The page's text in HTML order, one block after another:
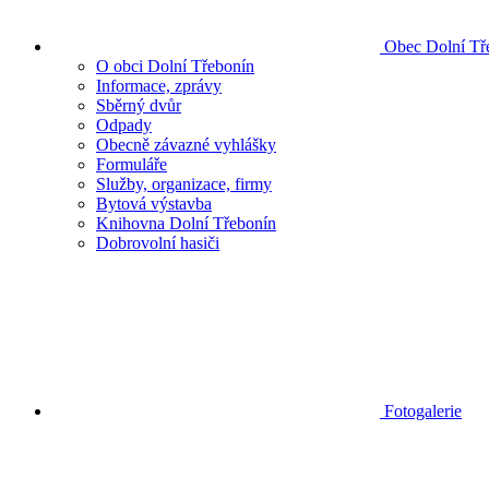
Obec Dolní
O obci Dolní Třebonín
Informace, zprávy
Sběrný dvůr
Odpady
Obecně závazné vyhlášky
Formuláře
Služby, organizace, firmy
Bytová výstavba
Knihovna Dolní Třebonín
Dobrovolní hasiči
Fotogalerie